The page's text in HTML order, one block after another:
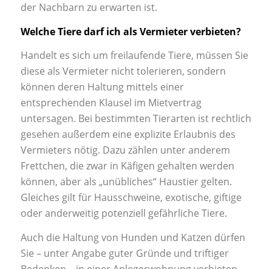
der Nachbarn zu erwarten ist.
Welche Tiere darf ich als Vermieter verbieten?
Handelt es sich um freilaufende Tiere, müssen Sie
diese als Vermieter nicht tolerieren, sondern
können deren Haltung mittels einer
entsprechenden Klausel im Mietvertrag
untersagen. Bei bestimmten Tierarten ist rechtlich
gesehen außerdem eine explizite Erlaubnis des
Vermieters nötig. Dazu zählen unter anderem
Frettchen, die zwar in Käfigen gehalten werden
können, aber als „unübliches“ Haustier gelten.
Gleiches gilt für Hausschweine, exotische, giftige
oder anderweitig potenziell gefährliche Tiere.
Auch die Haltung von Hunden und Katzen dürfen
Sie – unter Angabe guter Gründe und triftiger